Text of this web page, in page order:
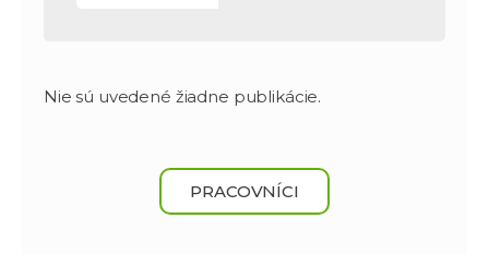
Nie sú uvedené žiadne publikácie.
PRACOVNÍCI